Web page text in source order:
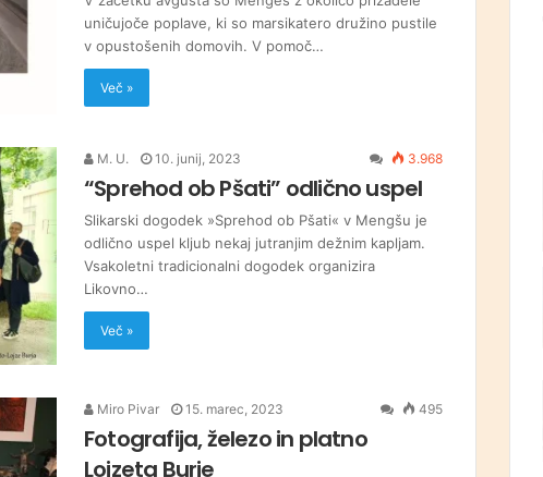
uničujoče poplave, ki so marsikatero družino pustile
v opustošenih domovih. V pomoč…
Več »
M. U. 10. junij, 2023 3.968
“Sprehod ob Pšati” odlično uspel
Slikarski dogodek »Sprehod ob Pšati« v Mengšu je
odlično uspel kljub nekaj jutranjim dežnim kapljam.
Vsakoletni tradicionalni dogodek organizira
Likovno…
Več »
Miro Pivar 15. marec, 2023 495
Fotografija, železo in platno
Lojzeta Burje